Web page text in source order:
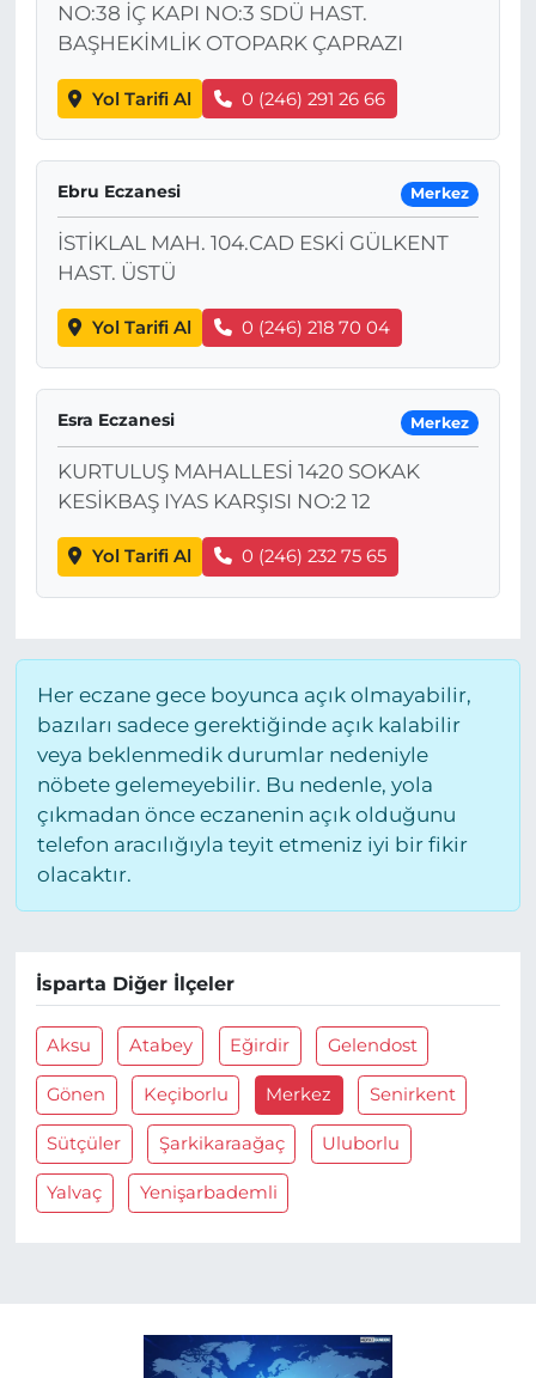
NO:38 İÇ KAPI NO:3 SDÜ HAST.
BAŞHEKİMLİK OTOPARK ÇAPRAZI
Yol Tarifi Al 0 (246) 291 26 66
Ebru Eczanesi Merkez
İSTİKLAL MAH. 104.CAD ESKİ GÜLKENT
HAST. ÜSTÜ
Yol Tarifi Al 0 (246) 218 70 04
Esra Eczanesi Merkez
KURTULUŞ MAHALLESİ 1420 SOKAK
KESİKBAŞ IYAS KARŞISI NO:2 12
Yol Tarifi Al 0 (246) 232 75 65
Her eczane gece boyunca açık olmayabilir,
bazıları sadece gerektiğinde açık kalabilir
veya beklenmedik durumlar nedeniyle
nöbete gelemeyebilir. Bu nedenle, yola
çıkmadan önce eczanenin açık olduğunu
telefon aracılığıyla teyit etmeniz iyi bir fikir
olacaktır.
İsparta Diğer İlçeler
Aksu Atabey Eğirdir Gelendost
Gönen Keçiborlu Merkez Senirkent
Sütçüler Şarkikaraağaç Uluborlu
Yalvaç Yenişarbademli